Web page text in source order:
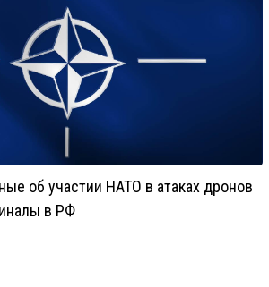
об участии НАТО в атаках дронов
в РФ